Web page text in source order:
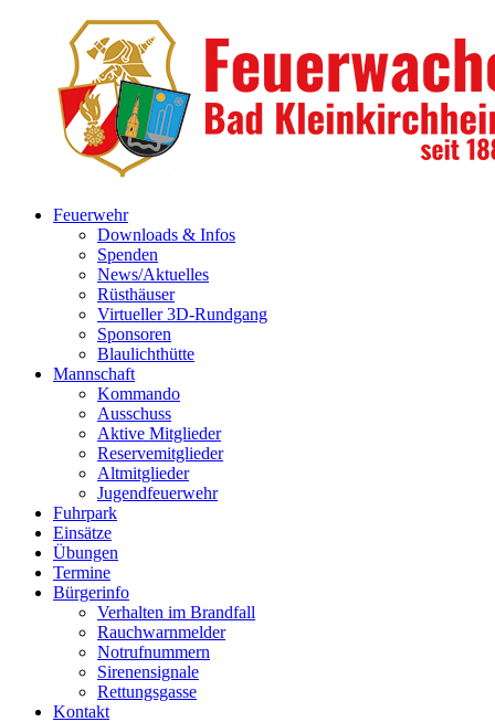
Feuerwehr
Downloads & Infos
Spenden
News/Aktuelles
Rüsthäuser
Virtueller 3D-Rundgang
Sponsoren
Blaulichthütte
Mannschaft
Kommando
Ausschuss
Aktive Mitglieder
Reservemitglieder
Altmitglieder
Jugendfeuerwehr
Fuhrpark
Einsätze
Übungen
Termine
Bürgerinfo
Verhalten im Brandfall
Rauchwarnmelder
Notrufnummern
Sirenensignale
Rettungsgasse
Kontakt